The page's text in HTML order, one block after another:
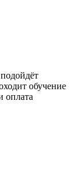
обучение
оплата